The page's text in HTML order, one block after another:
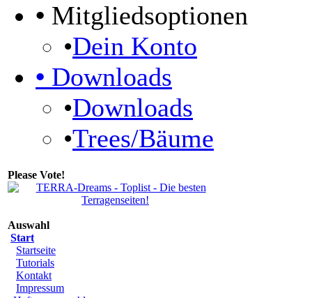
• Mitgliedsoptionen
•Dein Konto
• Downloads
•Downloads
•Trees/Bäume
Please Vote!
Auswahl
Start
Startseite
Tutorials
Kontakt
Impressum